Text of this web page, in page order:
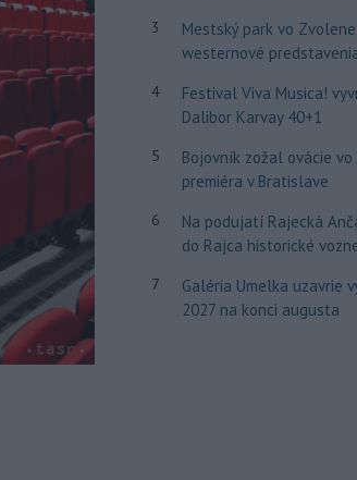
3
Mestský park vo
westernové
4
Festival Viva Musica!
Dalibor Karvay 40+1
5
Bojovník zožal ovácie vo
premiéra v Bratislave
6
Na podujatí Rajecká
do Rajca historické
7
Galéria Umelka uzavrie
2027 na konci augusta